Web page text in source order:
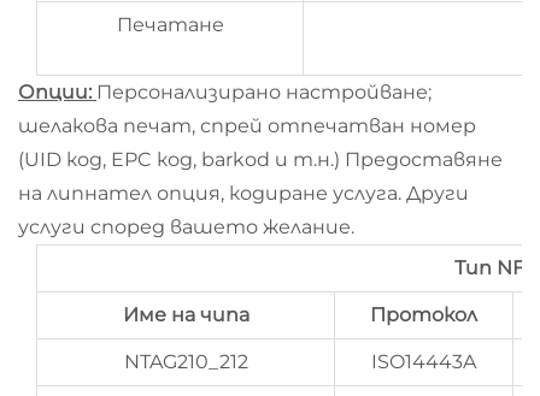
Печатане
Опции: Персонализирано настройване;
шелакова печат, спрей отпечатван номер
(UID код, EPC код, barkod и т.н.) Предоставяне
на липнател опция, кодиране услуга. Други
услуги според вашето желание.
Тип
Име на чипа Протокол
NTAG210_212 ISO14443A